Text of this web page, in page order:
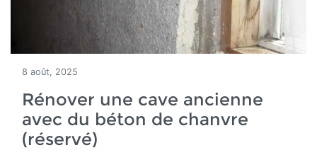
8 août, 2025
Rénover une cave ancienne
avec du béton de chanvre
(réservé)